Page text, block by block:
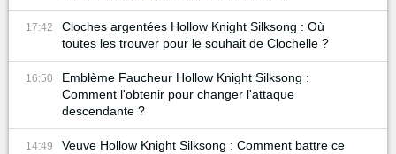
17:42
Cloches argentées Hollow Knight Silksong : Où
toutes les trouver pour le souhait de Clochelle ?
16:50
Emblème Faucheur Hollow Knight Silksong :
Comment l'obtenir pour changer l'attaque
descendante ?
14:49
Veuve Hollow Knight Silksong : Comment battre ce